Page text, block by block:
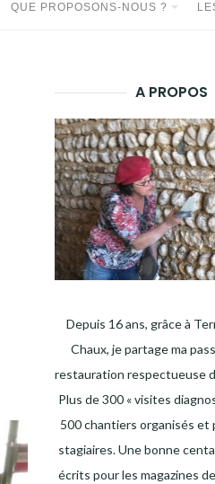
QUE PROPOSONS-NOUS ?
A PROPOS
Depuis 16 ans, grâce à
Chaux, je partage ma
restauration respectueuse
Plus de 300 « visites
500 chantiers organisés et
stagiaires. Une bonne
écrits pour les magazines